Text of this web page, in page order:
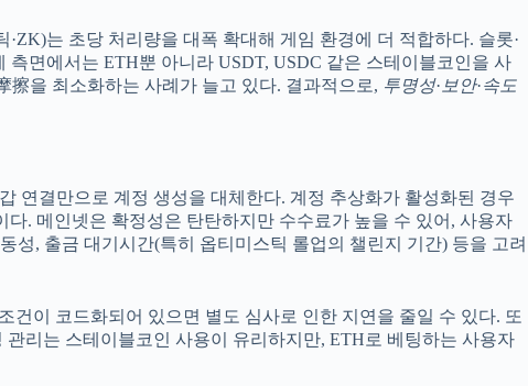
는 초당 처리량을 대폭 확대해 게임 환경에 더 적합하다. 슬롯·
면에서는 ETH뿐 아니라 USDT, USDC 같은 스테이블코인을 사
擦을 최소화하는 사례가 늘고 있다. 결과적으로, 투명성· 보안·속도
연결만으로 계정 생성을 대체한다. 계정 추상화가 활성화된 경우
. 메인넷은 확정성은 탄탄하지만 수수료가 높을 수 있어, 사용자
성, 출금 대기시간(특히 옵티미스틱 롤업의 챌린지 기간) 등을 고려
건이 코드화되어 있으면 별도 심사로 인한 지연을 줄일 수 있다. 또
리는 스테이블코인 사용이 유리하지만, ETH로 베팅하는 사용자